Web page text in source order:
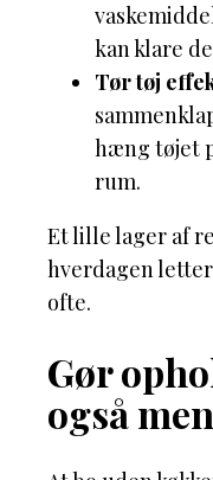
kan klare
Tør tøj
hæng tøjet
rum.
Et lille lager af
hverdagen
ofte.
Gør
også